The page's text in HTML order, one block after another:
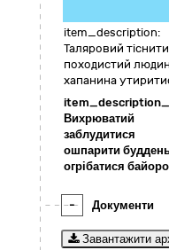
item_description:
Таляровий
походистий
хапанина
Вихрюватий
заблудитися
ошпарити
огрібатися
- Документи
Завантажити